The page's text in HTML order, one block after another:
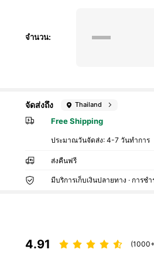
จำนวน:
จัดส่งถึง Thailand
Free Shipping
ประมาณวันจัดส่ง:4-7 วันทำการ
ส่งคืนฟรี
มีบริการเก็บเงินปลายทาง · การช
4.91